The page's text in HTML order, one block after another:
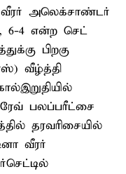
அலெக்சாண்டர்
6-4 என்ற செட்
பிறகு
வீழ்த்தி
பலப்பரீட்சை
தரவரிசையில்
வீரர்